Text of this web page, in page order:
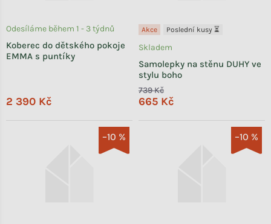
Koberec do dětského pokoje
EMMA s puntíky
Odesíláme během 1 - 3 týdnů
2 390 Kč
Akce Poslední kusy ⏳
Samolepky na stěnu DUHY ve
stylu boho
Skladem
739 Kč
665 Kč
–10 % –10 %